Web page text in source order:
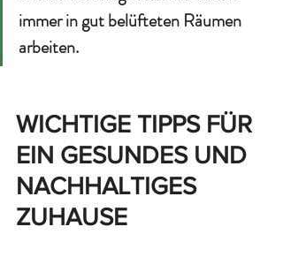
immer in gut belüfteten Räumen
arbeiten.
WICHTIGE TIPPS FÜR
EIN GESUNDES UND
NACHHALTIGES
ZUHAUSE